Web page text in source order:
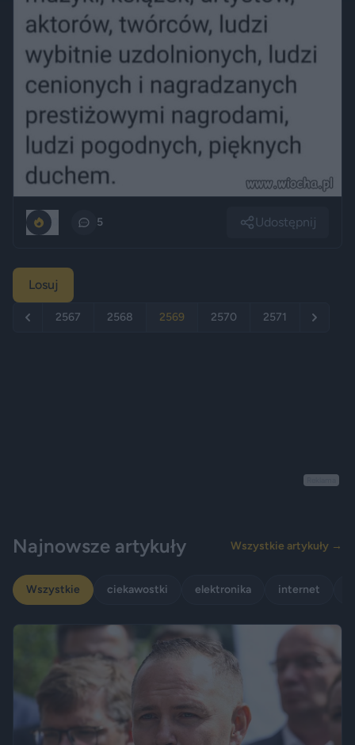
5 Udostępnij
Losuj
2567 2568 2569 2570 2571
Najnowsze artykuły Wszystkie artykuły →
Wszystkie ciekawostki elektronika internet